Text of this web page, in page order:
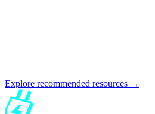
Explore recommended resources →